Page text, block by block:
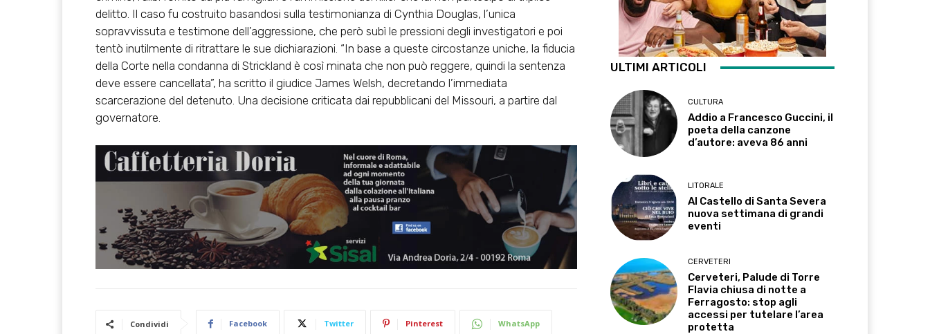
delitto. Il caso fu costruito basandosi sulla testimonianza di Cynthia Douglas, l’unica
sopravvissuta e testimone dell’aggressione, che però subì le pressioni degli investigatori e poi
tentò inutilmente di ritrattare le sue dichiarazioni. “In base a queste circostanze uniche, la fiducia
della Corte nella condanna di Strickland è così minata che non può reggere, quindi la sentenza
deve essere cancellata”, ha scritto il giudice James Welsh, decretando l’immediata
scarcerazione del detenuto. Una decisione criticata dai repubblicani del Missouri, a partire dal
governatore.
Condividi Facebook Twitter Pinterest WhatsApp
ULTIMI ARTICOLI
CULTURA
Addio a Francesco Guccini, il
poeta della canzone
d’autore: aveva 86 anni
LITORALE
Al Castello di Santa Severa
nuova settimana di grandi
eventi
CERVETERI
Cerveteri, Palude di Torre
Flavia chiusa di notte a
Ferragosto: stop agli
accessi per tutelare l’area
protetta